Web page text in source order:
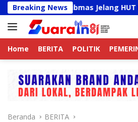
Langsung
ke
konten
Breaking News
Jelang HUT RI
Home BERITA POLITIK
Beranda BERITA